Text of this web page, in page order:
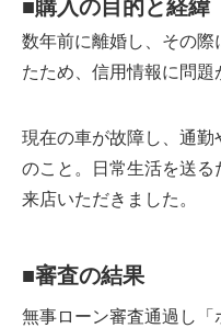
■購入の目的と経緯
数年前に離婚し、その際
たため、信用情報に問題
現在の車が故障し、通勤
のこと。日常生活を送
来店いただきました。
■審査の結果
無事ローン審査通過し